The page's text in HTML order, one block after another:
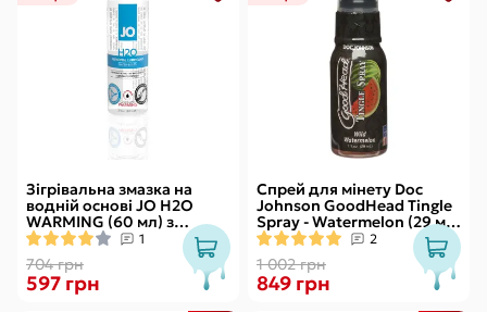
Зігрівальна змазка на
водній основі JO H2O
WARMING (60 мл) з
екстрактом перцевої
м’яти
1
704 грн
597 грн
Спрей для мінету Doc
Johnson GoodHead Tingle
Spray - Watermelon (29 мл)
зі стимулювальним
ефектом
2
1 002 грн
849 грн